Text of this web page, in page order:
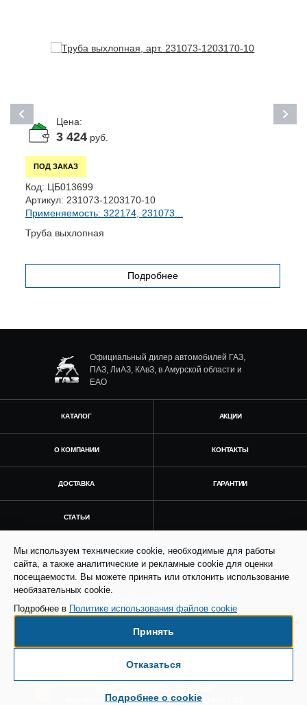
Цена:
3 424руб.
ПОД ЗАКАЗ
Код: ЦБ013699
Артикул: 231073-1203170-10
Применяемость: 322174, 231073...
Труба выхлопная
Подробнее
Официальный дилер автомобилей ГАЗ,
ПАЗ, ЛиАЗ, КАвЗ, в Амурской области и
ЕАО
КАТАЛОГ АКЦИИ
О КОМПАНИИ КОНТАКТЫ
ДОСТАВКА ГАРАНТИИ
СТАТЬИ
Получить консультацию
© Все права защищены. Информация сайта
Маркетинговая поддержка - AdCreat Digital Lab
Мы используем технические cookie, необходимые для работы
сайта, а также аналитические и рекламные cookie для оценки
посещаемости. Вы можете принять или отклонить использование
необязательных cookie.
Подробнее в Политике использования файлов cookie
Принять
Отказаться
Подробнее о cookie